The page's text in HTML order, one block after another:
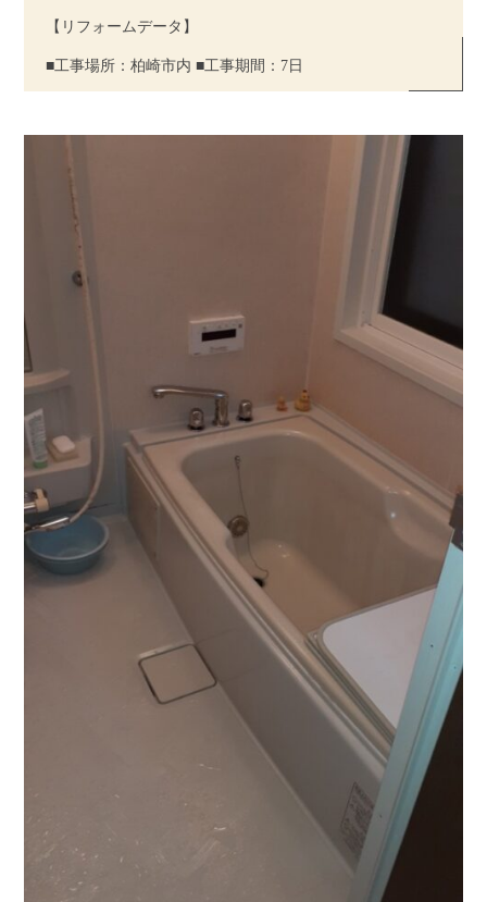
【リフォームデータ】
■工事場所：柏崎市内 ■工事期間：7日